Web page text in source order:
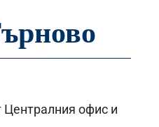
Централния офис и